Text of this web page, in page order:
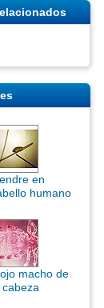
en
humano
macho de
cabeza